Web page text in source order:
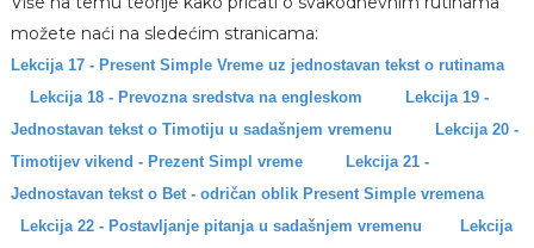
možete naći na sledećim stranicama:
Lekcija 17 - Present Simple Vreme uz jednostavan tekst o rutinama
Lekcija 18 - Prevozna sredstva na engleskom
Lekcija 19 -
Jednostavan tekst o Timotiju u sadašnjem vremenu
Lekcija 20 -
Timotijev vikend - Prezent Simpl vreme
Lekcija 21 -
Jednostavan tekst o Bet - odričan oblik Present Simple vremena
Lekcija 22 - Postavljanje pitanja u sadašnjem vremenu
Lekcija